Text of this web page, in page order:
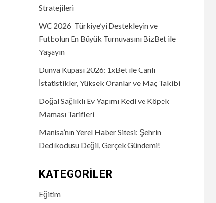
Stratejileri
WC 2026: Türkiye’yi Destekleyin ve
Futbolun En Büyük Turnuvasını BizBet ile
Yaşayın
Dünya Kupası 2026: 1xBet ile Canlı
İstatistikler, Yüksek Oranlar ve Maç Takibi
Doğal Sağlıklı Ev Yapımı Kedi ve Köpek
Maması Tarifleri
Manisa’nın Yerel Haber Sitesi: Şehrin
Dedikodusu Değil, Gerçek Gündemi!
KATEGORILER
Eğitim